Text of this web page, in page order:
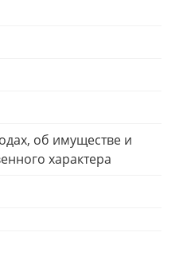
об имуществе и
характера